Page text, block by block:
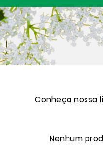
Conheça nossa
Nenhum